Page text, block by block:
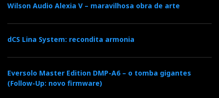
Wilson Audio Alexia V – maravilhosa obra de arte
dCS Lina System: recondita armonia
Eversolo Master Edition DMP-A6 – o tomba gigantes
(Follow-Up: novo firmware)